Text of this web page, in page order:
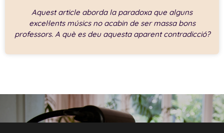
Aquest article aborda la paradoxa que alguns
excel·lents músics no acabin de ser massa bons
professors. A què es deu aquesta aparent contradicció?